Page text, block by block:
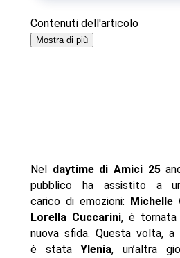
Contenuti dell'articolo
Mostra di più
Nel daytime di Amici 25
pubblico ha assistito a
carico di emozioni: Michelle
Lorella Cuccarini, è tornata
nuova sfida. Questa volta,
è stataYlenia, un’altra